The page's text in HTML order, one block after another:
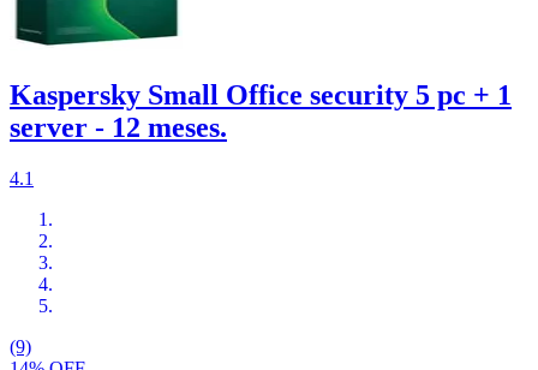
Kaspersky Small Office security 5 pc + 1
server - 12 meses.
4.1
(9)